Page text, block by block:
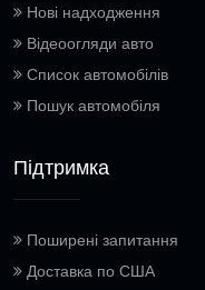
Нові надходження
Відеоогляди авто
Список автомобілів
Пошук автомобіля
Підтримка
Поширені запитання
Доставка по США